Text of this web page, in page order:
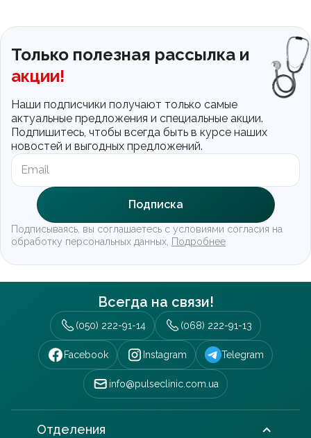
Только полезная рассылка и
акции!
Наши подписчики получают только самые
актуальные предложения и специальные акции.
Подпишитесь, чтобы всегда быть в курсе наших
новостей и выгодных предложений.
Подписываясь, вы соглашаетесь с условиями согласия на
обработку персональных данных, Подробнее
Подписка
Всегда на связи!
info@pulseclinic.com.ua
(050) 222-91-14 (068) 222-91-13
Facebook Instagram Telegram
Отделения